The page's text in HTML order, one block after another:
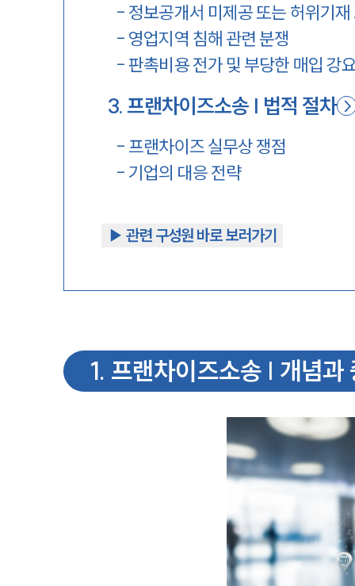
- 정보공개서 미제공 또는 허위기재
- 영업지역 침해 관련 분쟁
- 판촉비용 전가 및 부당한 매입 강
3.프랜차이즈소송 | 법적 절차
- 프랜차이즈 실무상 쟁점
- 기업의 대응 전략
▶︎ 관련 구성원 바로 보러가기
1. 프랜차이즈소송 | 개념과